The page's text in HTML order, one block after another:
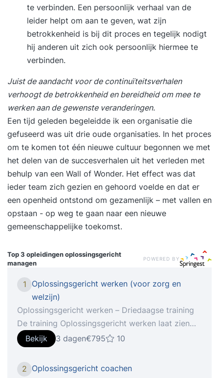
te verbinden. Een persoonlijk verhaal van de
leider helpt om aan te geven, wat zijn
betrokkenheid is bij dit proces en tegelijk nodigt
hij anderen uit zich ook persoonlijk hiermee te
verbinden.
Juist de aandacht voor de continuïteitsverhalen
verhoogt de betrokkenheid en bereidheid om mee te
werken aan de gewenste veranderingen.
Een tijd geleden begeleidde ik een organisatie die
gefuseerd was uit drie oude organisaties. In het proces
om te komen tot één nieuwe cultuur begonnen we met
het delen van de succesverhalen uit het verleden met
behulp van een Wall of Wonder. Het effect was dat
ieder team zich gezien en gehoord voelde en dat er
een openheid ontstond om gezamenlijk – met vallen en
opstaan - op weg te gaan naar een nieuwe
gemeenschappelijke toekomst.
Top 3 opleidingenoplossingsgericht
managen
POWERED BY
1
Oplossingsgericht werken (voor zorg en
welzijn)
Oplossingsgericht werken – Driedaagse training
De training Oplossingsgericht werken laat zien
dat werken met cliënten, collega’s en andere
mensen om je heen vaak beter, sneller en ook
richten op de sterke kanten en hulpbronnen die
Bekijk 3 dagen€795 10
2 Oplossingsgericht coachen